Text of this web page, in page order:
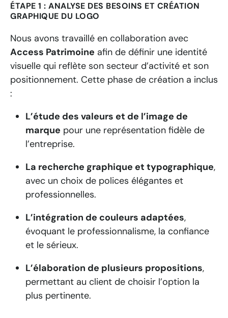
ÉTAPE 1 : ANALYSE DES BESOINS ET CRÉATION
GRAPHIQUE DU LOGO
Nous avons travaillé en collaboration avec
Access Patrimoine afin de définir une identité
visuelle qui reflète son secteur d’activité et son
positionnement. Cette phase de création a inclus
:
L’étude des valeurs et de l’image de
marque pour une représentation fidèle de
l’entreprise.
La recherche graphique et typographique,
avec un choix de polices élégantes et
professionnelles.
L’intégration de couleurs adaptées,
évoquant le professionnalisme, la confiance
et le sérieux.
L’élaboration de plusieurs propositions,
permettant au client de choisir l’option la
plus pertinente.